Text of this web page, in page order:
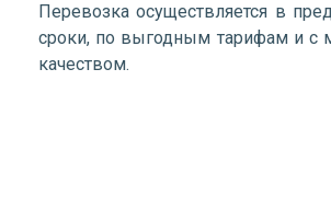
Перевозка осуществляется в
сроки, по выгодным тарифам и с
качеством.